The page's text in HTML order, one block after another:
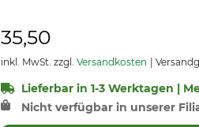
35,50
inkl. MwSt. zzgl. Versandkosten
Lieferbar in 1-3 Werktagen |
Nicht verfügbar in unserer